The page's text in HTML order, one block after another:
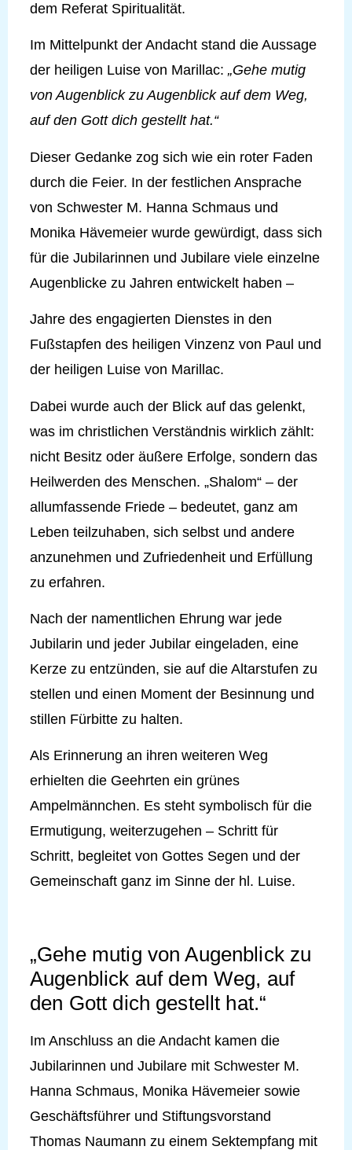
dem Referat Spiritualität.
Im Mittelpunkt der Andacht stand die Aussage
der heiligen Luise von Marillac: „Gehe mutig
von Augenblick zu Augenblick auf dem Weg,
auf den Gott dich gestellt hat.“
Dieser Gedanke zog sich wie ein roter Faden
durch die Feier. In der festlichen Ansprache
von Schwester M. Hanna Schmaus und
Monika Hävemeier wurde gewürdigt, dass sich
für die Jubilarinnen und Jubilare viele einzelne
Augenblicke zu Jahren entwickelt haben –
Jahre des engagierten Dienstes in den
Fußstapfen des heiligen Vinzenz von Paul und
der heiligen Luise von Marillac.
Dabei wurde auch der Blick auf das gelenkt,
was im christlichen Verständnis wirklich zählt:
nicht Besitz oder äußere Erfolge, sondern das
Heilwerden des Menschen. „Shalom“ – der
allumfassende Friede – bedeutet, ganz am
Leben teilzuhaben, sich selbst und andere
anzunehmen und Zufriedenheit und Erfüllung
zu erfahren.
Nach der namentlichen Ehrung war jede
Jubilarin und jeder Jubilar eingeladen, eine
Kerze zu entzünden, sie auf die Altarstufen zu
stellen und einen Moment der Besinnung und
stillen Fürbitte zu halten.
Als Erinnerung an ihren weiteren Weg
erhielten die Geehrten ein grünes
Ampelmännchen. Es steht symbolisch für die
Ermutigung, weiterzugehen – Schritt für
Schritt, begleitet von Gottes Segen und der
Gemeinschaft ganz im Sinne der hl. Luise.
„Gehe mutig von Augenblick zu
Augenblick auf dem Weg, auf
den Gott dich gestellt hat.“
Im Anschluss an die Andacht kamen die
Jubilarinnen und Jubilare mit Schwester M.
Hanna Schmaus, Monika Hävemeier sowie
Geschäftsführer und Stiftungsvorstand
Thomas Naumann zu einem Sektempfang mit